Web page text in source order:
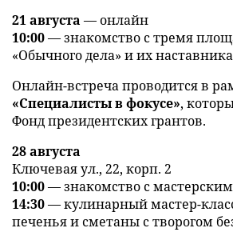
21 августа — онлайн
10:00— знакомство с тремя
«Обычного дела» и их
Онлайн-встреча проводится в
«Специалисты в фокусе»,
Фонд президентских грантов.
28 августа
Ключевая ул., 22, корп. 2
10:00— знакомство с
14:30— кулинарный мастер-
печенья и сметаны с творогом